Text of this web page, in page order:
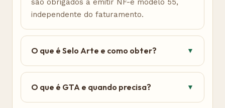
são obrigados a emitir NF-e modelo 55,
independente do faturamento.
O que é Selo Arte e como obter? ▼
O que é GTA e quando precisa? ▼